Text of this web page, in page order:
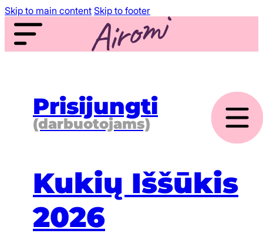
Skip to main content Skip to footer
Prisijungti
(darbuotojams)
Kukių Iššūkis
2026